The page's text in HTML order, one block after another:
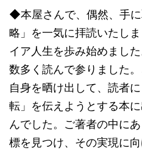
ました。群馬県高崎で
動産業を1人でやって
広田さん。「事業に行
詰まって引きこもって
」噂は15年前に。久々
会うととんでもないこ
に。 【書評】地方の
れたシャッター街が
宝の山」に変わる。
ビル投資というブルー
本に
話
催
の
程度が
ならと
出た
。サイ
下コメ
ンク。
チャク
口述筆
が目次
つ清書
は「飛び込ん
だ瞬間を見て
しまった。男
だ」と警察官
に。で、貴重
な機会だ。何
でも見てやろ
う。事後の線
路を追うと残
置物があっ
た。離れて2か
◆本屋さんで、偶然、手
略」を一気に拝読いたし
イア人生を歩み始めまし
数多く読んで参りました
自身を晒け出して、読者
転」を伝えようとする本
んでした。ご著者の中に
標を見つけ、その実現に